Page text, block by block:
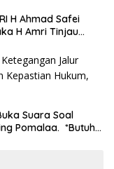
H Ahmad Safei
H Amri Tinjau
Wundulako
Suara Soal
*Butuh